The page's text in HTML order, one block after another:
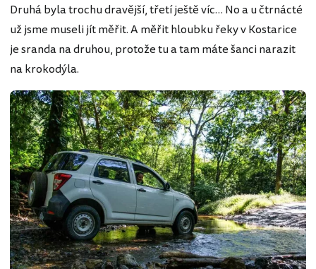
Druhá byla trochu dravější, třetí ještě víc… No a u čtrnácté
už jsme museli jít měřit. A měřit hloubku řeky v Kostarice
je sranda na druhou, protože tu a tam máte šanci narazit
na krokodýla.